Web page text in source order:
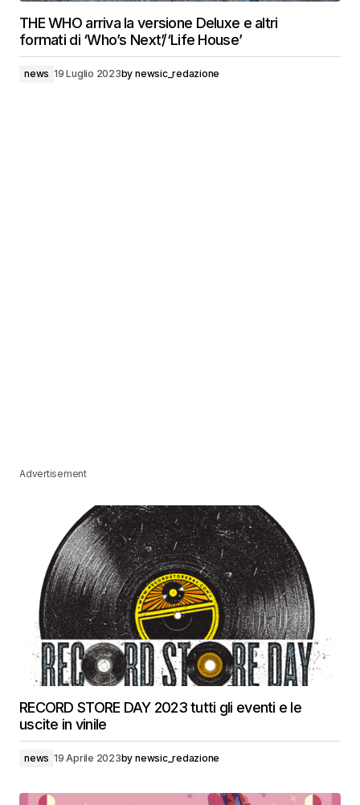
THE WHO arriva la versione Deluxe e altri
formati di ‘Who’s Next’/‘Life House’
news 19 Luglio 2023by newsic_redazione
Advertisement
RECORD STORE DAY 2023 tutti gli eventi e le
uscite in vinile
news 19 Aprile 2023by newsic_redazione